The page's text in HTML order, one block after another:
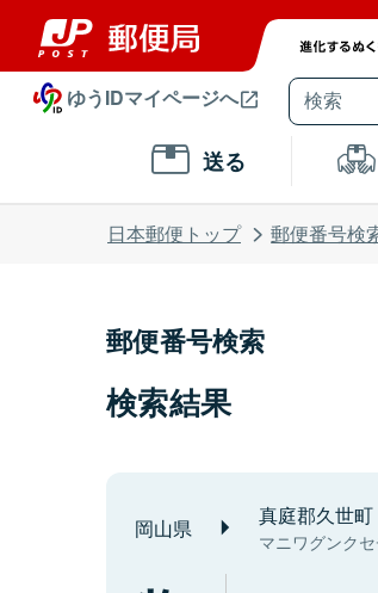
ゆうIDマイページへ
送る
日本郵便トップ 郵便番号検
郵便番号検索
検索結果
岡山県 真庭郡久世町
マニワグンク